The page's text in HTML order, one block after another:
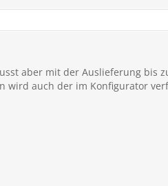
aber mit der Auslieferung bis
wird auch der im Konfigurator